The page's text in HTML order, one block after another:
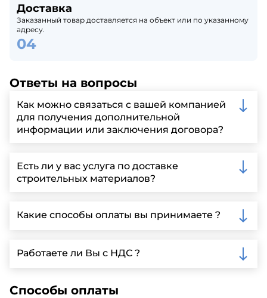
Доставка
Заказанный товар доставляется на объект или по указанному
адресу.
Ответы на вопросы
Как можно связаться с вашей компанией
для получения дополнительной
информации или заключения договора?
запрос через нашу официальную почту или
заполнить форму на нашем сайте для более
детальной информации и организации встречи.
Есть ли у вас услуга по доставке
строительных материалов?
Ленинградской области, у нас собственный
автопарк, для обеспечения быстрой и надежной
Какие способы оплаты вы принимаете ?
включая наличные, банковские переводы,
кредитные карты. Подробную информацию о
Работаете ли Вы с НДС ?
налогообложения, т.е с НДС 20%
Способы оплаты